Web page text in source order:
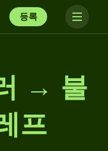
등록
→ 불
프